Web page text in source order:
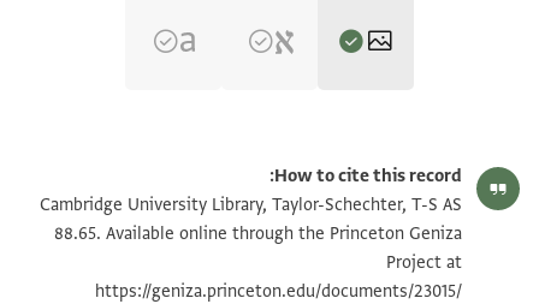
T-S AS 88.65 1v הגדל וסובב
תנאי היתר שימוש בתצלום
How to cite this record:
Cambridge University Library, Taylor-Schechter, T-S AS
88.65. Available online through the Princeton Geniza
Project at
https://geniza.princeton.edu/documents/23015/